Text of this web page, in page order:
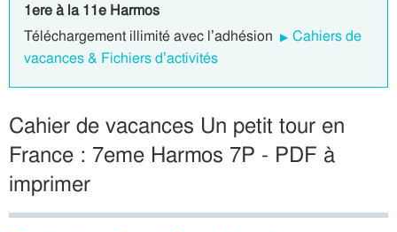
1ere à la 11e Harmos
Téléchargement illimité avec l’adhésion
Cahiers de
vacances & Fichiers d’activités
Cahier de vacances Un petit tour en
France : 7eme Harmos 7P - PDF à
imprimer